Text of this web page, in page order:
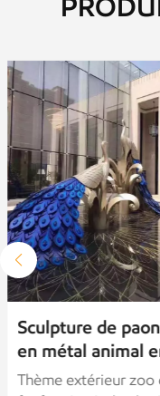
Sculpture de
campus en métal
personnalisée
Grande sculpture en